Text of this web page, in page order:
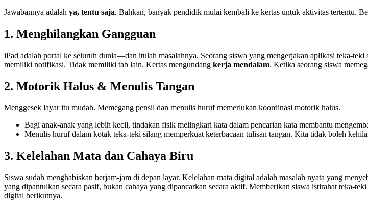
Jawabannya adalah ya, tentu saja. Bahkan, banyak pendidik mulai kembali ke kertas untuk aktivitas tertentu.
1. Menghilangkan Gangguan
iPad adalah portal ke seluruh dunia—dan itulah masalahnya. Seorang siswa yang mengerjakan aplikasi teka-
memiliki notifikasi. Tidak memiliki tab lain. Kertas mengundang kerja mendalam. Ketika seorang siswa
2. Motorik Halus & Menulis Tangan
Menggesek layar itu mudah. Memegang pensil dan menulis huruf memerlukan koordinasi motorik halus.
Bagi anak-anak yang lebih kecil, tindakan fisik melingkari kata dalam pencarian kata membantu
Menulis huruf dalam kotak teka-teki silang memperkuat keterbacaan tulisan tangan. Kita tidak boleh
3. Kelelahan Mata dan Cahaya Biru
Siswa sudah menghabiskan berjam-jam di depan layar. Kelelahan mata digital adalah masalah nyata yang
yang dipantulkan secara pasif, bukan cahaya yang dipancarkan secara aktif. Memberikan siswa istirahat teka-
digital berikutnya.